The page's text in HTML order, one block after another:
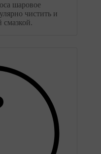
шаровое
чистить и
смазкой.